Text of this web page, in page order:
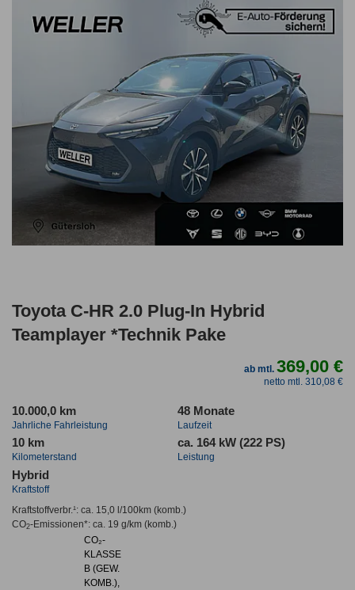
Toyota C-HR 2.0 Plug-In Hybrid
Teamplayer *Technik Pake
ab mtl.369,00 €
netto mtl. 310,08 €
10.000,0 km
Jahrliche Fahrleistung
48 Monate
Laufzeit
10 km
Kilometerstand
ca. 164 kW (222 PS)
Leistung
Hybrid
Kraftstoff
Kraftstoffverbr.¹: ca. 15,0 l/100km(komb.)
CO2-Emissionen*: ca. 19 g/km(komb.)
CO₂-
KLASSE
B (GEW.
KOMB.),